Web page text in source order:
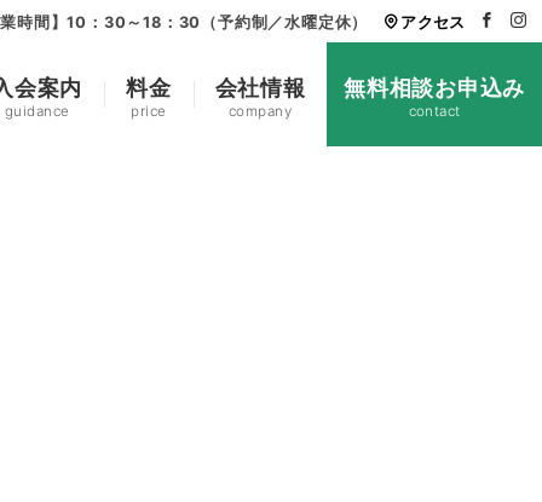
時間】10：30～18：30（予約制／水曜定休） アクセス
会案内
guidance
料金
price
会社情報
company
無料相談お申込み
contact